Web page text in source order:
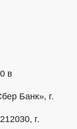
в
Банк», г.
г.